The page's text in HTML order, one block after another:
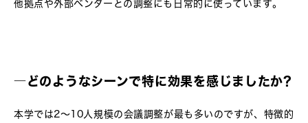
他拠点や外部ベンダーとの調整にも日常的に使っています。
―どのようなシーンで特に効果を感じましたか?
本学では2〜10人規模の会議調整が最も多いのですが、特徴的